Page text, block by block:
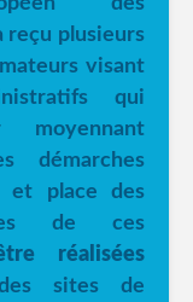
reçu plusieurs
visant
qui
moyennant
démarches
et place des
de ces
réalisées
sites de